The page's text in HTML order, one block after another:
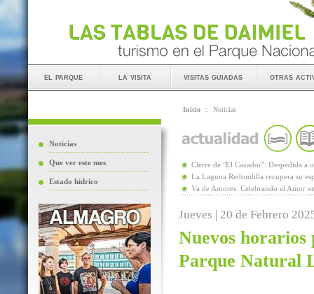
el parque la visita visitas guiadas otras
Noticias
Que ver este mes
Estado hídrico
Inicio :: Noticias
Cierre de "El Cazador": Despedida a
La Laguna Redondilla recupera su
Va de Amores: Celebrando el Amor
Jueves | 20 de Febrero
Nuevos horarios
Parque Natural